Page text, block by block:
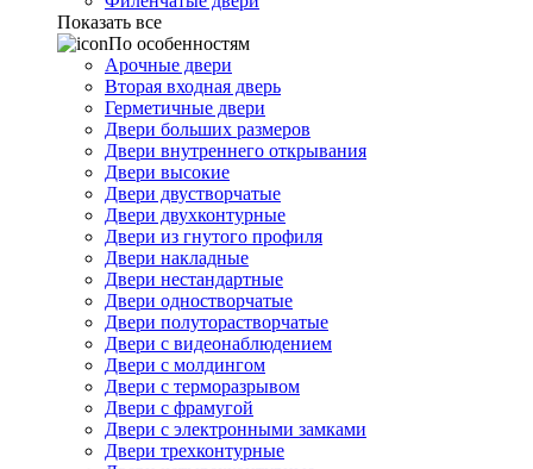
Показать все
По особенностям
Арочные двери
Вторая входная дверь
Герметичные двери
Двери больших размеров
Двери внутреннего открывания
Двери высокие
Двери двустворчатые
Двери двухконтурные
Двери из гнутого профиля
Двери накладные
Двери нестандартные
Двери одностворчатые
Двери полуторастворчатые
Двери с видеонаблюдением
Двери с молдингом
Двери с терморазрывом
Двери с фрамугой
Двери с электронными замками
Двери трехконтурные